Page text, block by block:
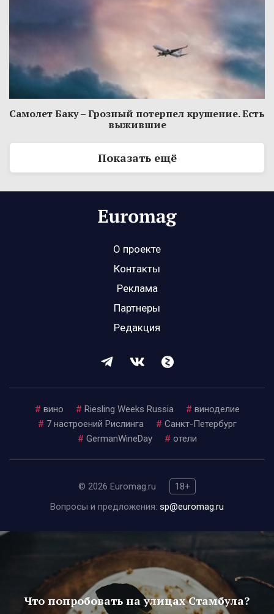
Самолет Баку – Грозный потерпел крушение. Есть
выжившие
Показать ещё
О проекте
Контакты
Реклама
Партнеры
Редакция
# вино # Riesling Weeks Russia # виноделие
# 7 настроений Рислинга # Санкт-Петербург
# GermanWineDay # отели
© 2026 Euromag.ru
18+
Вопросы и предложения: sp@euromag.ru
Что попробовать на улицах Стамбула?